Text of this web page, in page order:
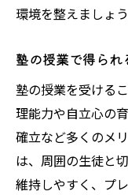
環境を整えましょう
塾の授業で得ら
塾の授業を受ける
理能力や自立心の
確立など多くのメ
は、周囲の生徒と
維持しやすく、プ